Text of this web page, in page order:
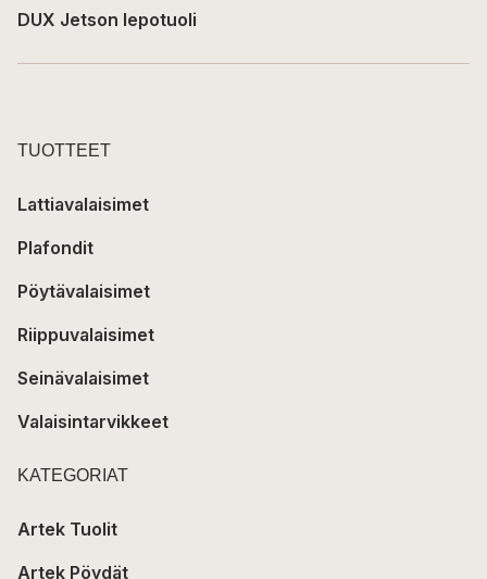
DUX Jetson lepotuoli
TUOTTEET
Lattiavalaisimet
Plafondit
Pöytävalaisimet
Riippuvalaisimet
Seinävalaisimet
Valaisintarvikkeet
KATEGORIAT
Artek Tuolit
Artek Pöydät